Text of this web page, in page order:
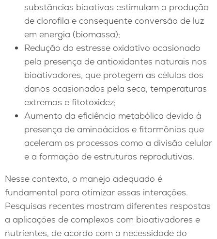
substâncias bioativas estimulam a produção
de clorofila e consequente conversão de luz
em energia (biomassa);
Redução do estresse oxidativo ocasionado
pela presença de antioxidantes naturais nos
bioativadores, que protegem as células dos
danos ocasionados pela seca, temperaturas
extremas e fitotoxidez;
Aumento da eficiência metabólica devido à
presença de aminoácidos e fitormônios que
aceleram os processos como a divisão celular
e a formação de estruturas reprodutivas.
Nesse contexto, o manejo adequado é
fundamental para otimizar essas interações.
Pesquisas recentes mostram diferentes respostas
a aplicações de complexos com bioativadores e
nutrientes, de acordo com a necessidade do